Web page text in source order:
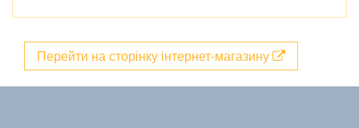
Перейти на сторінку інтернет-магазину